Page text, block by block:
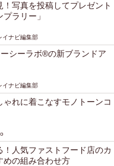
写真を投稿してプレゼント
ラリー」
イナビ編集部
シーラボ®の新ブランドア
イナビ編集部
れに着こなすモノトーンコ
人気ファストフード店のカ
めの組み合わせ方